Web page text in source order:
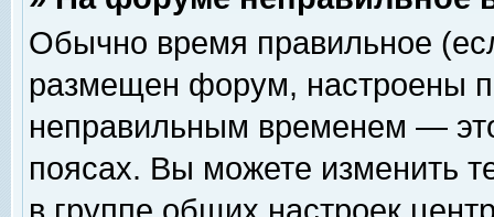
Обычно время правильное
размещен форум, настроены
неправильным временем —
поясах. Вы можете изменить